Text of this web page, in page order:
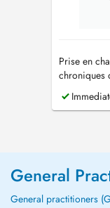
Prise en
chroniques
General
General practitioners